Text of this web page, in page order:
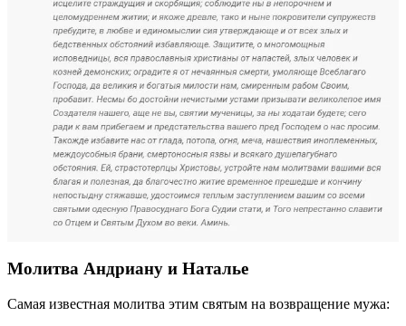
Молитва Андриану и Наталье
Самая известная молитва этим святым на возвращение мужа: